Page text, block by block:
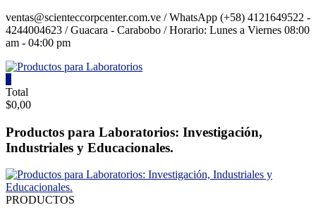
Saltar
contenido
ventas@scienteccorpcenter.com.ve / WhatsApp (+58) 4121649522 -
4244004623 / Guacara - Carabobo / Horario: Lunes a Viernes 08:00
am - 04:00 pm
Productos
para
Laboratorios
Investigación,
y
Educacionales.
Total
$0,00
Productos para Laboratorios: Investigación,
Industriales y Educacionales.
PRODUCTOS